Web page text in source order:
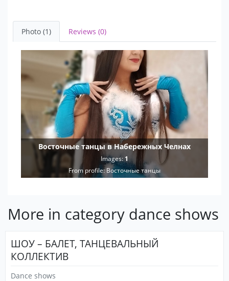
Photo (1) Reviews (0)
Восточные танцы в Набережных Челнах
Images:1
From profile:Восточные танцы
More in category dance shows
ШОУ – БАЛЕТ, ТАНЦЕВАЛЬНЫЙ
КОЛЛЕКТИВ
Dance shows